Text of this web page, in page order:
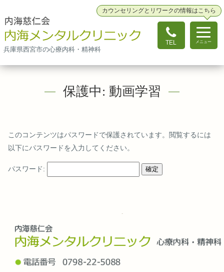
カウンセリングとリワークの情報はこちら
兵庫県西宮市の心療内科・精神科
TEL メニュー
保護中: 動画学習
このコンテンツはパスワードで保護されています。閲覧するには
以下にパスワードを入力してください。
パスワード: